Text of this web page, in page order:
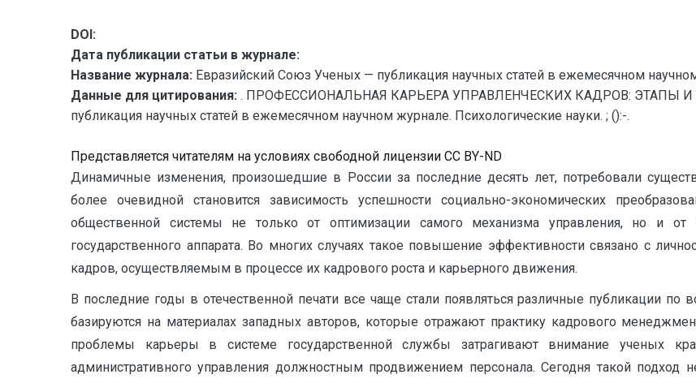
DOI:
Дата публикации статьи в журнале:
Название журнала: Евразийский Союз Ученых — публикация научных статей в ежемесячном
Данные для цитирования: . ПРОФЕССИОНАЛЬНАЯ КАРЬЕРА УПРАВЛЕНЧЕСКИХ КАДРОВ: ЭТАПЫ И
публикация научных статей в ежемесячном научном журнале. Психологические науки. ; ():-.
Представляется читателям на условиях свободной лицензии CC BY-ND
Динамичные изменения, произошедшие в России за последние десять лет, потребовали
более очевидной становится зависимость успешности социально-экономических
общественной системы не только от оптимизации самого механизма управления, но и от
государственного аппарата. Во многих случаях такое повышение эффективности связано с
кадров, осуществляемым в процессе их кадрового роста и карьерного движения.
В последние годы в отечественной печати все чаще стали появляться различные публикации по
базируются на материалах западных авторов, которые отражают практику кадрового
проблемы карьеры в системе государственной службы затрагивают внимание ученых
административного управления должностным продвижением персонала. Сегодня такой подход